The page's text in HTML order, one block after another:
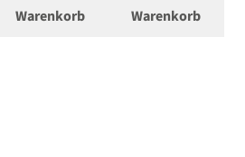
Warenkorb
Warenkorb